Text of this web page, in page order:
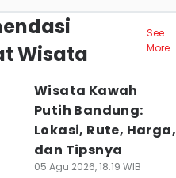
Wisata
See
More
Wisata Kawah
Putih Bandung:
Lokasi, Rute, Harga,
dan Tipsnya
05 Agu 2026, 18:19 WIB